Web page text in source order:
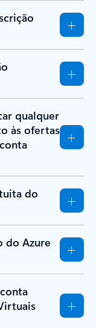
qualquer
às ofertas
do
do Azure